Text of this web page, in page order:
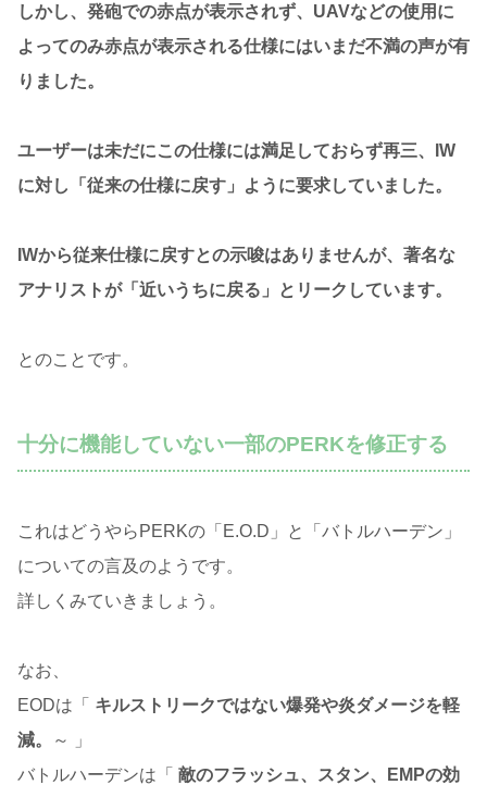
しかし、発砲での赤点が表示されず、UAVなどの使用に
よってのみ赤点が表示される仕様にはいまだ不満の声が有
りました。
ユーザーは未だにこの仕様には満足しておらず再三、IW
に対し「従来の仕様に戻す」ように要求していました。
IWから従来仕様に戻すとの示唆はありませんが、著名な
アナリストが「近いうちに戻る」とリークしています。
とのことです。
十分に機能していない一部のPERKを修正する
これはどうやらPERKの「E.O.D」と「バトルハーデン」
についての言及のようです。
詳しくみていきましょう。
なお、
EODは「 キルストリークではない爆発や炎ダメージを軽
減。
～ 」
バトルハーデンは「 敵のフラッシュ、スタン、EMPの効